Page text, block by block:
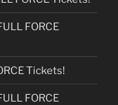
FORCE
Tickets!
FORCE